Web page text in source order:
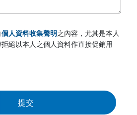
個人資料收集聲明之內容，尤其是本人
絕以本人之個人資料作直接促銷用
提交